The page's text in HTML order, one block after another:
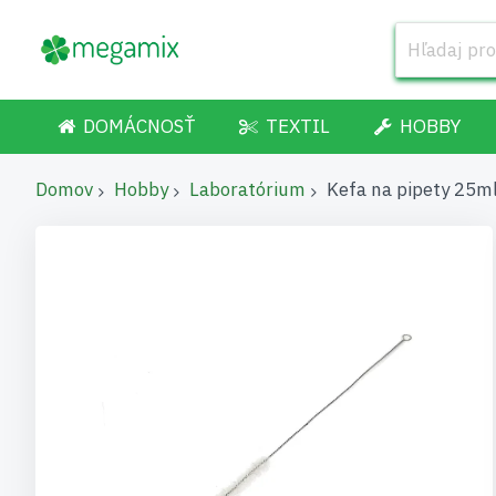
DOMÁCNOSŤ TEXTIL HOBBY
Domov Hobby Laboratórium Kefa na pipety